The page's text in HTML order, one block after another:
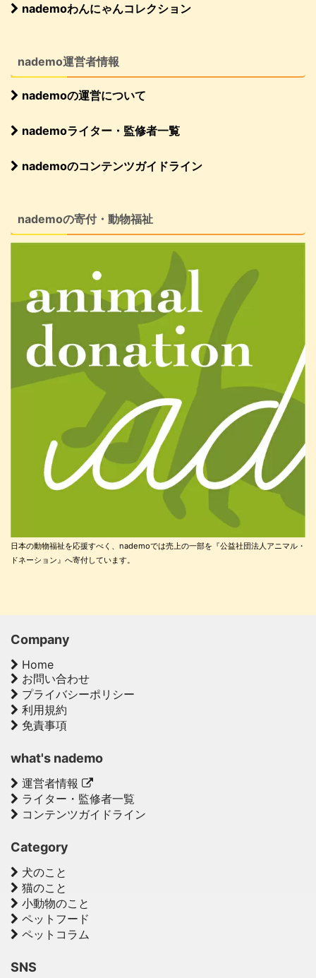
nademoわんにゃんコレクション
nademo運営者情報
nademoの運営について
nademoライター・監修者一覧
nademoのコンテンツガイドライン
nademoの寄付・動物福祉
日本の動物福祉を応援すべく、nademoでは売上の一部を『公益社団法人アニマル・
ドネーション』へ寄付しています。
Company
Home
お問い合わせ
プライバシーポリシー
利用規約
免責事項
what's nademo
運営者情報
ライター・監修者一覧
コンテンツガイドライン
Category
犬のこと
猫のこと
小動物のこと
ペットフード
ペットコラム
SNS